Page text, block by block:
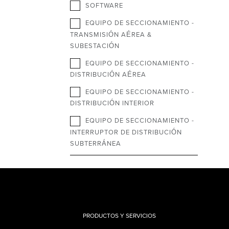
SOFTWARE
EQUIPO DE SECCIONAMIENTO -
TRANSMISIÓN AÉREA &
SUBESTACIÓN
EQUIPO DE SECCIONAMIENTO -
DISTRIBUCIÓN AÉREA
EQUIPO DE SECCIONAMIENTO -
DISTRIBUCIÓN INTERIOR
EQUIPO DE SECCIONAMIENTO -
INTERRUPTOR DE DISTRIBUCIÓN
SUBTERRÁNEA
PRODUCTOS Y SERVICIOS